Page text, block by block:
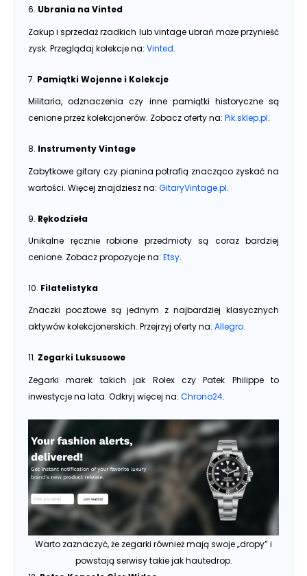
6. Ubrania na Vinted
Zakup i sprzedaż rzadkich lub vintage ubrań może przynieść
zysk. Przeglądaj kolekcje na: Vinted.
7. Pamiątki Wojenne i Kolekcje
Militaria, odznaczenia czy inne pamiątki historyczne są
cenione przez kolekcjonerów. Zobacz oferty na: Pik.sklep.pl.
8. Instrumenty Vintage
Zabytkowe gitary czy pianina potrafią znacząco zyskać na
wartości. Więcej znajdziesz na: GitaryVintage.pl.
9. Rękodzieła
Unikalne ręcznie robione przedmioty są coraz bardziej
cenione. Zobacz propozycje na: Etsy.
10. Filatelistyka
Znaczki pocztowe są jednym z najbardziej klasycznych
aktywów kolekcjonerskich. Przejrzyj oferty na: Allegro.
11. Zegarki Luksusowe
Zegarki marek takich jak Rolex czy Patek Philippe to
inwestycje na lata. Odkryj więcej na: Chrono24.
Warto zaznaczyć, że zegarki również mają swoje „dropy” i
powstają serwisy takie jak hautedrop.